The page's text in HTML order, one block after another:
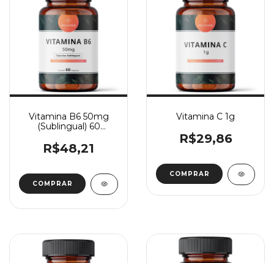
Vitamina B6 50mg
(Sublingual) 60
R$48,21
Vitamina C 1g
R$29,86
COMPRAR